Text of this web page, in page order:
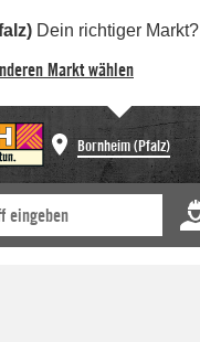
Dein richtiger Markt?
Markt wählen
Bornheim (Pfalz)